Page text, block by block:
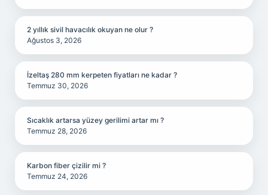
2 yıllık sivil havacılık okuyan ne olur ?
Ağustos 3, 2026
İzeltaş 280 mm kerpeten fiyatları ne kadar ?
Temmuz 30, 2026
Sıcaklık artarsa yüzey gerilimi artar mı ?
Temmuz 28, 2026
Karbon fiber çizilir mi ?
Temmuz 24, 2026